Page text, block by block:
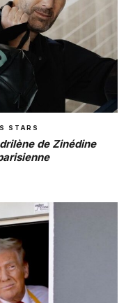
STARS
de Zinédine